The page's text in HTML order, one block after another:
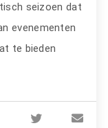
seizoen dat
evenementen
te bieden